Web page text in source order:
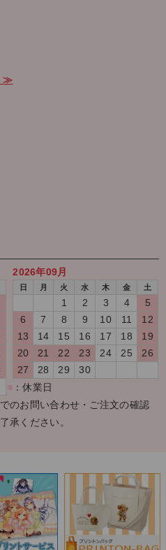
≫
2026年09月
日 月 火 水 木 金 土
1 2 3 4
5
6
7 8 9 10 11
12
13
14 15 16 17 18
19
20
21 22 23 24 25
26
27
28 29
30
：休業日
のお問い合わせ・ご注文の確認
承ください。